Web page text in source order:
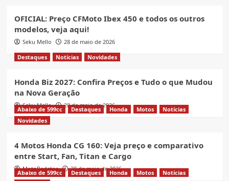
OFICIAL: Preço CFMoto Ibex 450 e todos os outros
modelos, veja aqui!
Seku Mello
28 de maio de 2026
Destaques
Notícias Novidades
Honda Biz 2027: Confira Preços e Tudo o que Mudou
na Nova Geração
Seku Mello 28 de maio de 2026
Abaixo de 599cc Destaques Honda Motos
Notícias
Novidades
4 Motos Honda CG 160: Veja preço e comparativo
entre Start, Fan, Titan e Cargo
MotoRedator 28 de maio de 2026
Abaixo de 599cc Destaques Honda Motos
Notícias